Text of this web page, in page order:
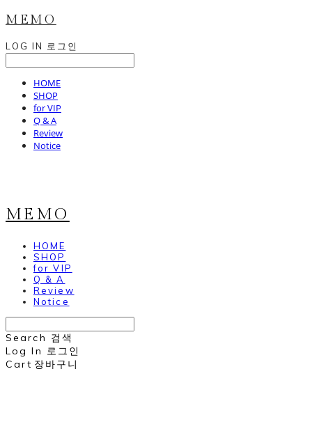
MEMO
LOG IN 로그인
HOME
SHOP
for VIP
Q & A
Review
Notice
MEMO
HOME
SHOP
for VIP
Q & A
Review
Notice
Search 검색
Log In 로그인
Cart 장바구니